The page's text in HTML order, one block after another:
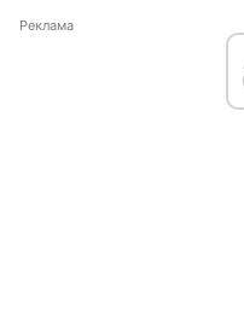
Реклама